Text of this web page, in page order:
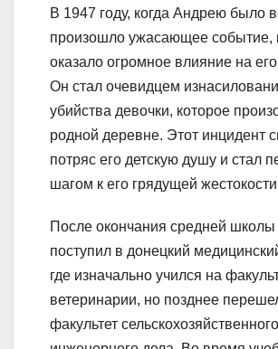
В 1947 году, когда Андрею было
произошло ужасающее событие,
оказало огромное влияние на его
Он стал очевидцем
убийства девочки, которое
родной деревне. Этот инцидент
потряс его детскую душу и стал
шагом к его грядущей
После окончания средней школы
поступил в донецкий
где изначально учился на
ветеринарии, но позднее
факультет сельскохозяйственного